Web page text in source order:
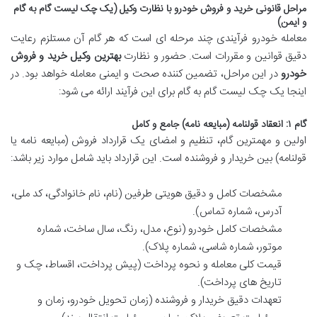
مراحل قانونی خرید و فروش خودرو با نظارت وکیل (یک چک لیست گام به گام
و ایمن)
معامله خودرو فرآیندی چند مرحله ای است که هر گام آن مستلزم رعایت
دقیق قوانین و مقررات است. حضور و نظارتبهترین وکیل خرید و فروش
خودرودر این مراحل، تضمین کننده صحت و ایمنی معامله خواهد بود. در
اینجا یک چک لیست گام به گام برای این فرآیند ارائه می شود:
گام ۱: انعقاد قولنامه (مبایعه نامه) جامع و کامل
اولین و مهمترین گام، تنظیم و امضای یک قرارداد فروش (مبایعه نامه یا
قولنامه) بین خریدار و فروشنده است. این قرارداد باید شامل موارد زیر باشد:
مشخصات کامل و دقیق هویتی طرفین (نام، نام خانوادگی، کد ملی،
آدرس، شماره تماس).
مشخصات کامل خودرو (نوع، مدل، رنگ، سال ساخت، شماره
موتور، شماره شاسی، شماره پلاک).
قیمت کلی معامله و نحوه پرداخت (پیش پرداخت، اقساط، چک و
تاریخ های پرداخت).
تعهدات دقیق خریدار و فروشنده (زمان تحویل خودرو، زمان و